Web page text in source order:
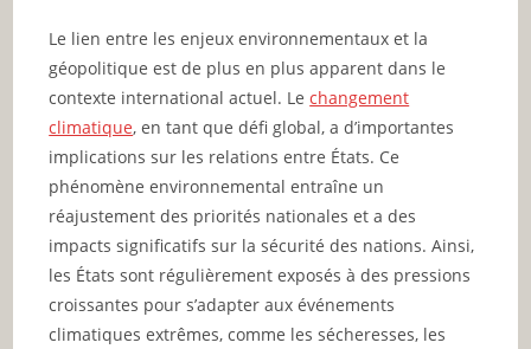
Le lien entre les enjeux environnementaux et la
géopolitique est de plus en plus apparent dans le
contexte international actuel. Lechangement
climatique, en tant que défi global, a d’importantes
implications sur les relations entre États. Ce
phénomène environnemental entraîne un
réajustement des priorités nationales et a des
impacts significatifs sur la sécurité des nations. Ainsi,
les États sont régulièrement exposés à des pressions
croissantes pour s’adapter aux événements
climatiques extrêmes, comme les sécheresses, les